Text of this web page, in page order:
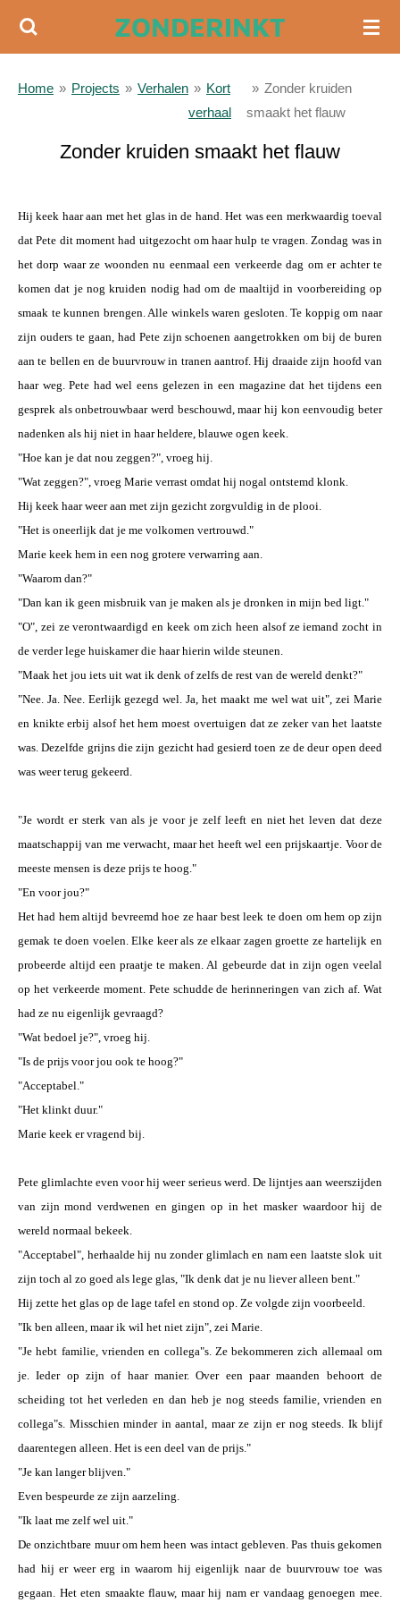
Ga
de
ZONDERINKT
Home » Projects » Verhalen » Kort
verhaal
» Zonder kruiden
smaakt het flauw
Zonder kruiden smaakt het flauw
Hij keek haar aan met het glas in de hand. Het was een merkwaardig toeval
dat Pete dit moment had uitgezocht om haar hulp te vragen. Zondag was in
het dorp waar ze woonden nu eenmaal een verkeerde dag om er achter te
komen dat je nog kruiden nodig had om de maaltijd in voorbereiding op
smaak te kunnen brengen. Alle winkels waren gesloten. Te koppig om naar
zijn ouders te gaan, had Pete zijn schoenen aangetrokken om bij de buren
aan te bellen en de buurvrouw in tranen aantrof. Hij draaide zijn hoofd van
haar weg. Pete had wel eens gelezen in een magazine dat het tijdens een
gesprek als onbetrouwbaar werd beschouwd, maar hij kon eenvoudig beter
nadenken als hij niet in haar heldere, blauwe ogen keek.
"Hoe kan je dat nou zeggen?", vroeg hij.
"Wat zeggen?", vroeg Marie verrast omdat hij nogal ontstemd klonk.
Hij keek haar weer aan met zijn gezicht zorgvuldig in de plooi.
"Het is oneerlijk dat je me volkomen vertrouwd."
Marie keek hem in een nog grotere verwarring aan.
"Waarom dan?"
"Dan kan ik geen misbruik van je maken als je dronken in mijn bed ligt."
"O", zei ze verontwaardigd en keek om zich heen alsof ze iemand zocht in
de verder lege huiskamer die haar hierin wilde steunen.
"Maak het jou iets uit wat ik denk of zelfs de rest van de wereld denkt?"
"Nee. Ja. Nee. Eerlijk gezegd wel. Ja, het maakt me wel wat uit", zei Marie
en knikte erbij alsof het hem moest overtuigen dat ze zeker van het laatste
was. Dezelfde grijns die zijn gezicht had gesierd toen ze de deur open deed
was weer terug gekeerd.
"Je wordt er sterk van als je voor je zelf leeft en niet het leven dat deze
maatschappij van me verwacht, maar het heeft wel een prijskaartje. Voor de
meeste mensen is deze prijs te hoog."
"En voor jou?"
Het had hem altijd bevreemd hoe ze haar best leek te doen om hem op zijn
gemak te doen voelen. Elke keer als ze elkaar zagen groette ze hartelijk en
probeerde altijd een praatje te maken. Al gebeurde dat in zijn ogen veelal
op het verkeerde moment. Pete schudde de herinneringen van zich af. Wat
had ze nu eigenlijk gevraagd?
"Wat bedoel je?", vroeg hij.
"Is de prijs voor jou ook te hoog?"
"Acceptabel."
"Het klinkt duur."
Marie keek er vragend bij.
Pete glimlachte even voor hij weer serieus werd. De lijntjes aan weerszijden
van zijn mond verdwenen en gingen op in het masker waardoor hij de
wereld normaal bekeek.
"Acceptabel", herhaalde hij nu zonder glimlach en nam een laatste slok uit
zijn toch al zo goed als lege glas, "Ik denk dat je nu liever alleen bent."
Hij zette het glas op de lage tafel en stond op. Ze volgde zijn voorbeeld.
"Ik ben alleen, maar ik wil het niet zijn", zei Marie.
"Je hebt familie, vrienden en collega"s. Ze bekommeren zich allemaal om
je. Ieder op zijn of haar manier. Over een paar maanden behoort de
scheiding tot het verleden en dan heb je nog steeds familie, vrienden en
collega"s. Misschien minder in aantal, maar ze zijn er nog steeds. Ik blijf
daarentegen alleen. Het is een deel van de prijs."
"Je kan langer blijven."
Even bespeurde ze zijn aarzeling.
"Ik laat me zelf wel uit."
De onzichtbare muur om hem heen was intact gebleven. Pas thuis gekomen
had hij er weer erg in waarom hij eigenlijk naar de buurvrouw toe was
gegaan. Het eten smaakte flauw, maar hij nam er vandaag genoegen mee.